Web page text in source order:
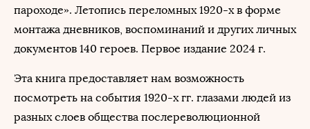
пароходе». Летопись переломных 1920-х в форме
монтажа дневников, воспоминаний и других личных
документов 140 героев. Первое издание 2024 г.
Эта книга предоставляет нам возможность
посмотреть на события 1920-х гг. глазами людей из
разных слоев общества послереволюционной